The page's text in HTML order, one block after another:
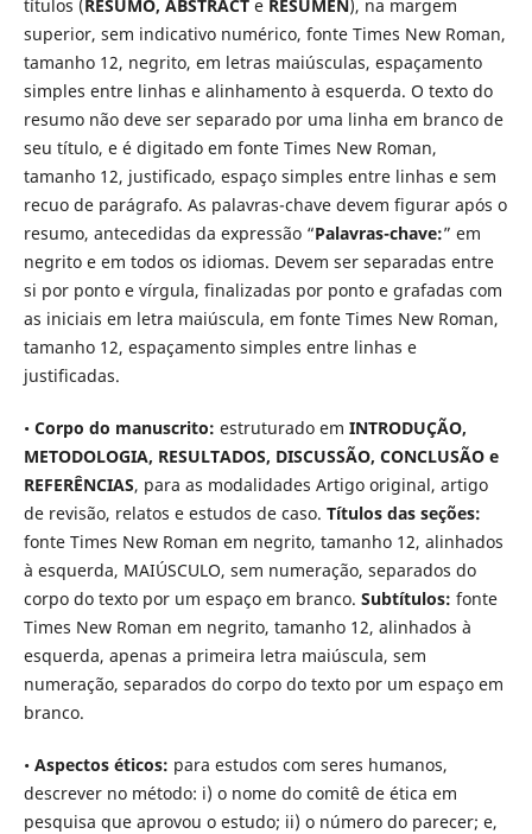
títulos (RESUMO, ABSTRACTe RESUMEN), na margem
superior, sem indicativo numérico, fonte Times New Roman,
tamanho 12, negrito, em letras maiúsculas, espaçamento
simples entre linhas e alinhamento à esquerda. O texto do
resumo não deve ser separado por uma linha em branco de
seu título, e é digitado em fonte Times New Roman,
tamanho 12, justificado, espaço simples entre linhas e sem
recuo de parágrafo. As palavras-chave devem figurar após o
resumo, antecedidas da expressão “Palavras-chave:” em
negrito e em todos os idiomas. Devem ser separadas entre
si por ponto e vírgula, finalizadas por ponto e grafadas com
as iniciais em letra maiúscula, em fonte Times New Roman,
tamanho 12, espaçamento simples entre linhas e
justificadas.
• Corpo do manuscrito: estruturado em INTRODUÇÃO,
METODOLOGIA, RESULTADOS, DISCUSSÃO, CONCLUSÃO e
REFERÊNCIAS, para as modalidades Artigo original, artigo
de revisão, relatos e estudos de caso. Títulos das seções:
fonte Times New Roman em negrito, tamanho 12, alinhados
à esquerda, MAIÚSCULO, sem numeração, separados do
corpo do texto por um espaço em branco. Subtítulos: fonte
Times New Roman em negrito, tamanho 12, alinhados à
esquerda, apenas a primeira letra maiúscula, sem
numeração, separados do corpo do texto por um espaço em
branco.
• Aspectos éticos: para estudos com seres humanos,
descrever no método: i) o nome do comitê de ética em
pesquisa que aprovou o estudo; ii) o número do parecer; e,